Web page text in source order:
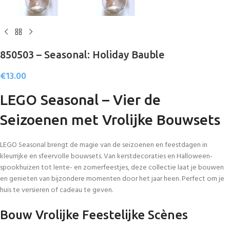
850503 – Seasonal: Holiday Bauble
€13.00
LEGO Seasonal – Vier de
Seizoenen met Vrolijke Bouwsets
LEGO Seasonal brengt de magie van de seizoenen en feestdagen in
kleurrijke en sfeervolle bouwsets. Van kerstdecoraties en Halloween-
spookhuizen tot lente- en zomerfeestjes, deze collectie laat je bouwen
en genieten van bijzondere momenten door het jaar heen. Perfect om je
huis te versieren of cadeau te geven.
Bouw Vrolijke Feestelijke Scènes